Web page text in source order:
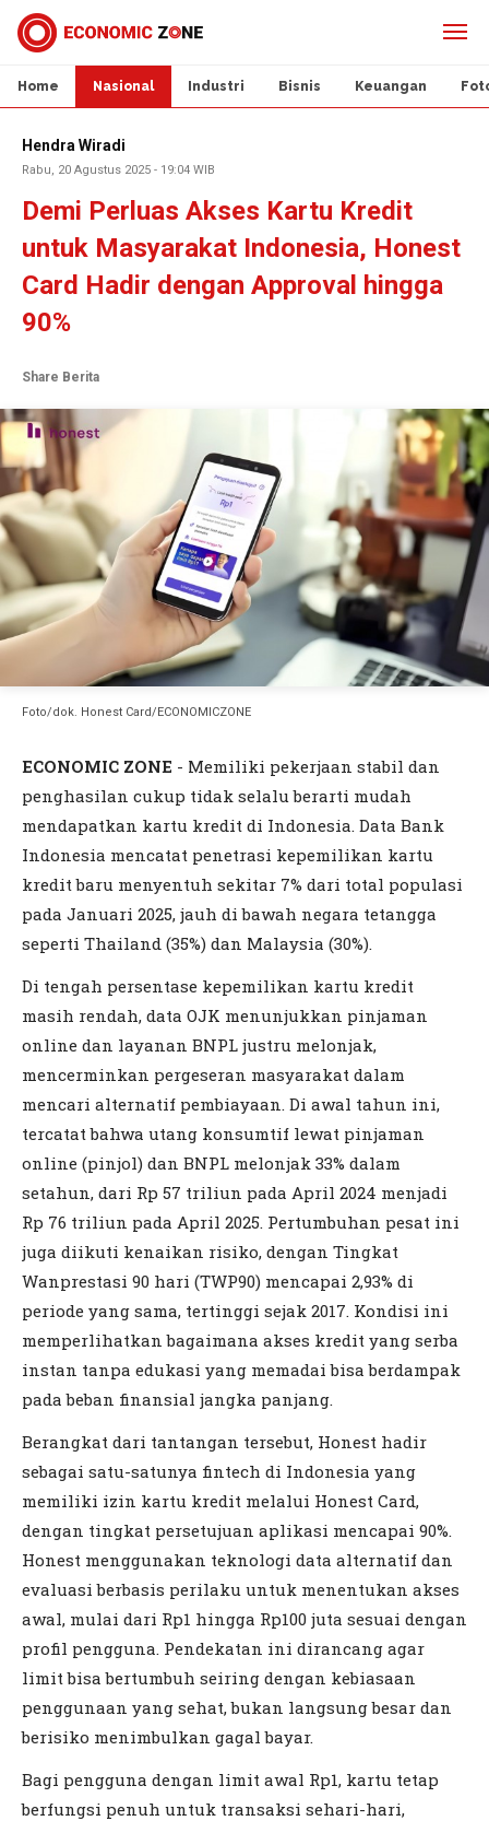
Home Nasional Industri Bisnis Keuangan
Hendra Wiradi
Rabu, 20 Agustus 2025 - 19:04 WIB
Demi Perluas Akses Kartu Kredit
untuk Masyarakat Indonesia, Honest
Card Hadir dengan Approval hingga
90%
Share Berita
Foto/dok. Honest Card/ECONOMICZONE
ECONOMIC ZONE - Memiliki pekerjaan stabil dan
penghasilan cukup tidak selalu berarti mudah
mendapatkan kartu kredit di Indonesia. Data Bank
Indonesia mencatat penetrasi kepemilikan kartu
kredit baru menyentuh sekitar 7% dari total populasi
pada Januari 2025, jauh di bawah negara tetangga
seperti Thailand (35%) dan Malaysia (30%).
Di tengah persentase kepemilikan kartu kredit
masih rendah, data OJK menunjukkan pinjaman
online dan layanan BNPL justru melonjak,
mencerminkan pergeseran masyarakat dalam
mencari alternatif pembiayaan. Di awal tahun ini,
tercatat bahwa utang konsumtif lewat pinjaman
online (pinjol) dan BNPL melonjak 33% dalam
setahun, dari Rp 57 triliun pada April 2024 menjadi
Rp 76 triliun pada April 2025. Pertumbuhan pesat ini
juga diikuti kenaikan risiko, dengan Tingkat
Wanprestasi 90 hari (TWP90) mencapai 2,93% di
periode yang sama, tertinggi sejak 2017. Kondisi ini
memperlihatkan bagaimana akses kredit yang serba
instan tanpa edukasi yang memadai bisa berdampak
pada beban finansial jangka panjang.
Berangkat dari tantangan tersebut, Honest hadir
sebagai satu-satunya fintech di Indonesia yang
memiliki izin kartu kredit melalui Honest Card,
dengan tingkat persetujuan aplikasi mencapai 90%.
Honest menggunakan teknologi data alternatif dan
evaluasi berbasis perilaku untuk menentukan akses
awal, mulai dari Rp1 hingga Rp100 juta sesuai dengan
profil pengguna. Pendekatan ini dirancang agar
limit bisa bertumbuh seiring dengan kebiasaan
penggunaan yang sehat, bukan langsung besar dan
berisiko menimbulkan gagal bayar.
Bagi pengguna dengan limit awal Rp1, kartu tetap
berfungsi penuh untuk transaksi sehari-hari,